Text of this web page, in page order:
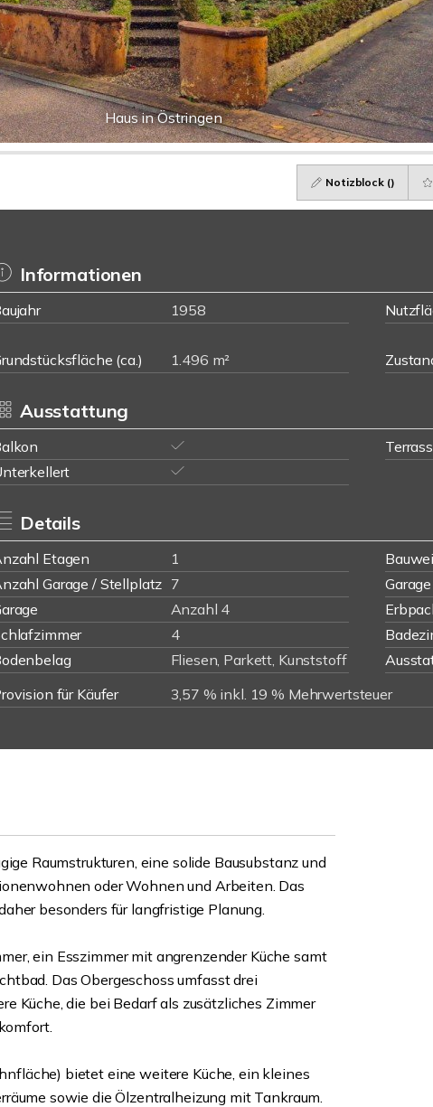
Haus in Östringen
Notizblock ()
Informationen
1958
(ca.) 1.496 m²
Ausstattung
Details
Etagen 1
Garage / Stellplatz 7
Anzahl 4
4
Fliesen, Parkett, Kunststoff
für Käufer
3,57 % inkl. 19 % Mehrwertsteuer
Raumstrukturen, eine solide Bausubstanz und
oder Wohnen und Arbeiten. Das
besonders für langfristige Planung.
ein Esszimmer mit angrenzender Küche samt
Das Obergeschoss umfasst drei
Küche, die bei Bedarf als zusätzliches Zimmer
bietet eine weitere Küche, ein kleines
sowie die Ölzentralheizung mit Tankraum.